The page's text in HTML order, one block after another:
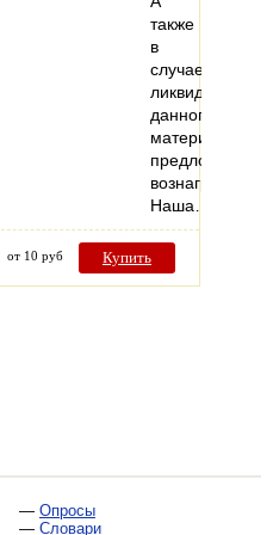
также
в
случае
ликвидности
данного
материала
предложит
Наша…
от 10 руб Купить
— Опросы
— Словари